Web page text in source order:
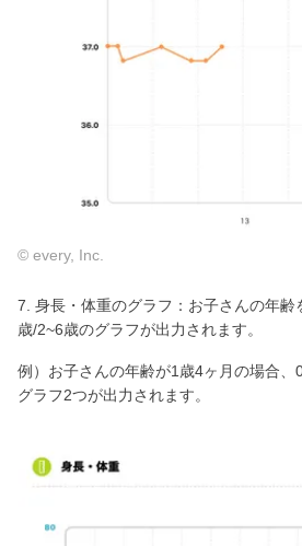
© every, Inc.
7. 身長・体重のグラフ：お子さんの年齢
歳/2~6歳のグラフが出力されます。
例）お子さんの年齢が1歳4ヶ月の場合
グラフ2つが出力されます。